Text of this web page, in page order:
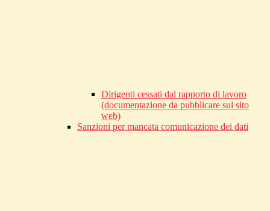
Dirigenti cessati dal rapporto di lavoro
(documentazione da pubblicare sul sito
web)
Sanzioni per mancata comunicazione dei dati